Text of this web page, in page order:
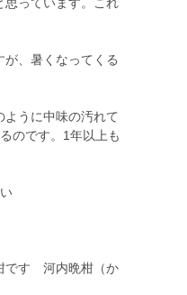
、暑くなってくる
うに中味の汚れて
のです。1年以上も
です 河内晩柑（か